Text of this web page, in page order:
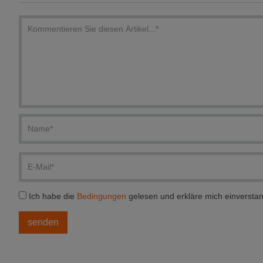
Ich habe die Bedingungen gelesen und erkläre mich